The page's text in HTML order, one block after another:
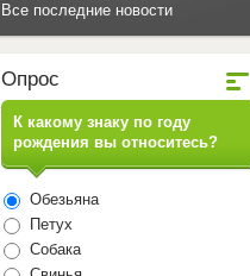
Все последние новости
Опрос
К какому знаку по году
рождения вы относитесь?
Обезьяна
Петух
Собака